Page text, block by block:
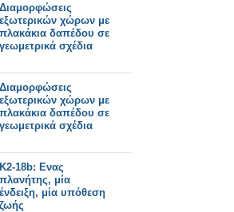
Διαμορφώσεις
εξωτερικών χώρων με
πλακάκια δαπέδου σε
γεωμετρικά σχέδια
Διαμορφώσεις
εξωτερικών χώρων με
πλακάκια δαπέδου σε
γεωμετρικά σχέδια
K2-18b: Ενας
πλανήτης, μία
ένδειξη, μία υπόθεση
ζωής